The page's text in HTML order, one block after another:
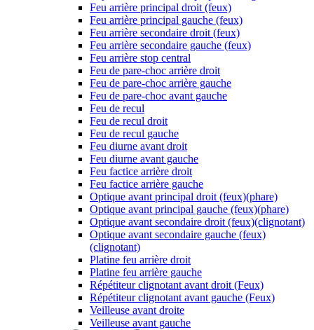
Feu arrière principal droit (feux)
Feu arrière principal gauche (feux)
Feu arrière secondaire droit (feux)
Feu arrière secondaire gauche (feux)
Feu arrière stop central
Feu de pare-choc arrière droit
Feu de pare-choc arrière gauche
Feu de pare-choc avant gauche
Feu de recul
Feu de recul droit
Feu de recul gauche
Feu diurne avant droit
Feu diurne avant gauche
Feu factice arrière droit
Feu factice arrière gauche
Optique avant principal droit (feux)(phare)
Optique avant principal gauche (feux)(phare)
Optique avant secondaire droit (feux)(clignotant)
Optique avant secondaire gauche (feux)
(clignotant)
Platine feu arrière droit
Platine feu arrière gauche
Répétiteur clignotant avant droit (Feux)
Répétiteur clignotant avant gauche (Feux)
Veilleuse avant droite
Veilleuse avant gauche